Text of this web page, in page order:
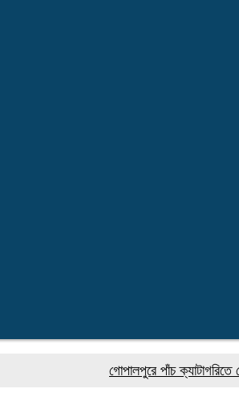
গোপালপুরে পাঁচ ক্যাটাগরিতে শ্রেষ্ঠ মুন